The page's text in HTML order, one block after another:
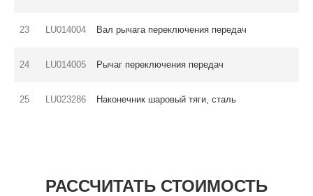
23 LU014004 Вал рычага переключения передач
24 LU014005 Рычаг переключения передач
25 LU023286 Наконечник шаровый тяги, сталь
РАССЧИТАТЬ СТОИМОСТЬ